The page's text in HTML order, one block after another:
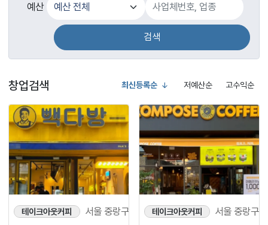
예산
검색
창업검색 최신등록순 저예산순 고수익순
테이크아웃커피 서울 중랑구 테이크아웃커피 서울 중랑구